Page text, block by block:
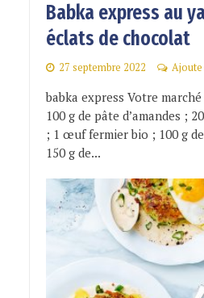
Babka express au
éclats de chocolat
27 septembre 2022 Ajoute
babka express Votre
100 g de pâte d’amandes ;
; 1 œuf fermier bio ; 100 g
150 g de...